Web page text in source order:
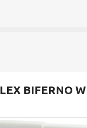
LEX BIFERNO